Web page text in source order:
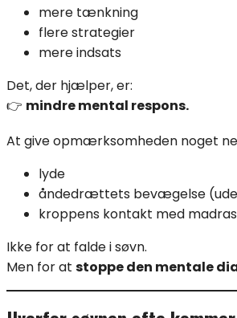
mere tænkning
flere strategier
mere indsats
Det, der hjælper, er:
👉 mindre mental respons.
At give opmærksomheden noget
lyde
åndedrættets bevægelse
kroppens kontakt med
Ikke for at falde i søvn.
Men for at stoppe den mentale